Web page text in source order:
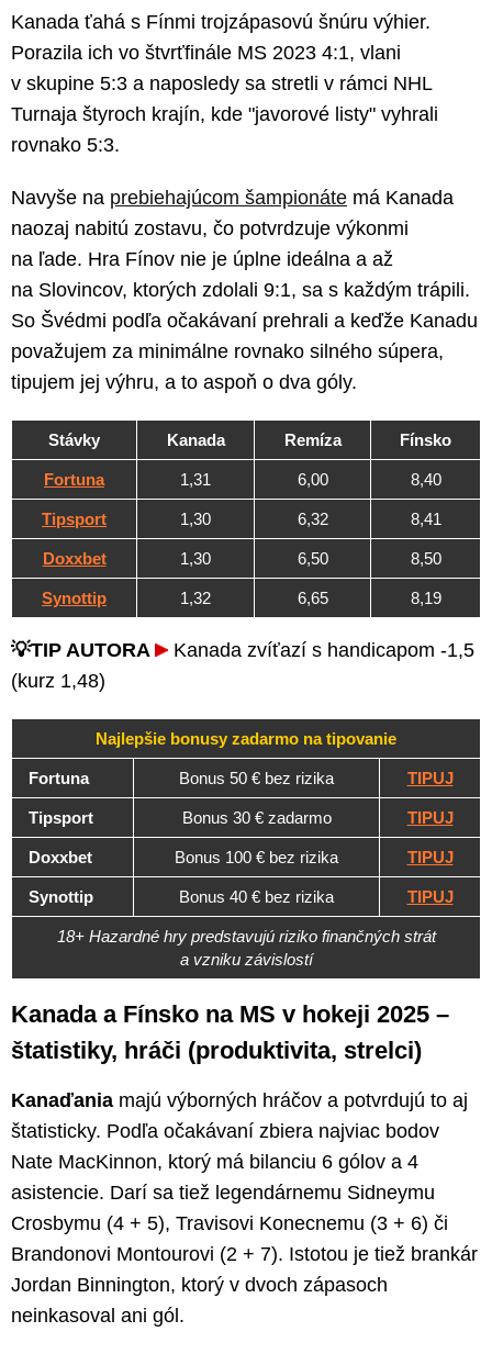
Kanada ťahá s Fínmi trojzápasovú šnúru výhier.
Porazila ich vo štvrťfinále MS 2023 4:1, vlani
v skupine 5:3 a naposledy sa stretli v rámci NHL
Turnaja štyroch krajín, kde "javorové listy" vyhrali
rovnako 5:3.
Navyše na prebiehajúcom šampionáte má Kanada
naozaj nabitú zostavu, čo potvrdzuje výkonmi
na ľade. Hra Fínov nie je úplne ideálna a až
na Slovincov, ktorých zdolali 9:1, sa s každým trápili.
So Švédmi podľa očakávaní prehrali a keďže Kanadu
považujem za minimálne rovnako silného súpera,
tipujem jej výhru, a to aspoň o dva góly.
Stávky Kanada Remíza Fínsko
Fortuna 1,31 6,00 8,40
Tipsport 1,30 6,32 8,41
Doxxbet 1,30 6,50 8,50
Synottip 1,32 6,65 8,19
💡TIP AUTORA
Kanada zvíťazí s handicapom -1,5
(kurz 1,48)
Najlepšie bonusy zadarmo na tipovanie
Fortuna Bonus 50 € bez rizika TIPUJ
Tipsport Bonus 30 € zadarmo TIPUJ
Doxxbet Bonus 100 € bez rizika TIPUJ
Synottip Bonus 40 € bez rizika TIPUJ
18+ Hazardné hry predstavujú riziko finančných strát
a vzniku závislostí
Kanada a Fínsko na MS v hokeji 2025 –
štatistiky, hráči (produktivita, strelci)
Kanaďania majú výborných hráčov a potvrdujú to aj
štatisticky. Podľa očakávaní zbiera najviac bodov
Nate MacKinnon, ktorý má bilanciu 6 gólov a 4
asistencie. Darí sa tiež legendárnemu Sidneymu
Crosbymu (4 + 5), Travisovi Konecnemu (3 + 6) či
Brandonovi Montourovi (2 + 7). Istotou je tiež brankár
Jordan Binnington, ktorý v dvoch zápasoch
neinkasoval ani gól.